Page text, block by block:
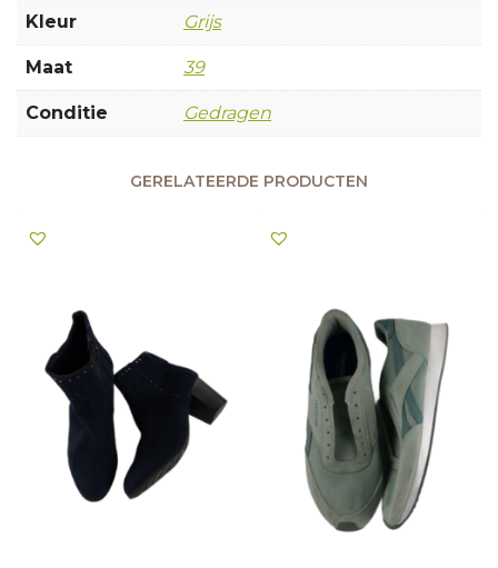
Kleur Grijs
Maat 39
Conditie Gedragen
GERELATEERDE PRODUCTEN